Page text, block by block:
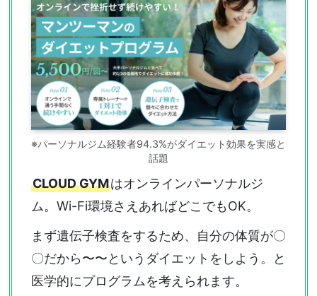
※パーソナルジム経験者94.3%がダイエット効果を実感と
話題
CLOUD GYMはオンラインパーソナルジ
ム。Wi-Fi環境さえあればどこでもOK。
まず遺伝子検査をするため、自分の体質が〇
〇だから〜〜というダイエットをしよう。と
医学的にプログラムを考えられます。